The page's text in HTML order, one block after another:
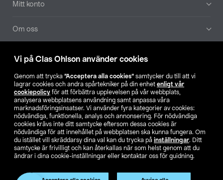
Vi på Clas Ohlson använder cookies
Genom att trycka ”Acceptera alla cookies” samtycker du till att vi
lagrar cookies och andra spårtekniker på din enhet enligt vår
cookiepolicy för att förbättra upplevelsen på vår webbplats,
analysera webbplatsens användning samt anpassa våra
marknadsföringsinsatser. Vi använder fyra kategorier av cookies:
nödvändiga, funktionella, analys och annonsering. För nödvändiga
cookies krävs inte ditt samtycke eftersom dessa cookies är
nödvändiga för att innehållet på webbplatsen ska kunna fungera. Om
du istället vill skräddarsy dina val kan du trycka på inställningar. Ditt
samtycke är frivilligt och kan återkallas när som helst genom att du
ändrar i dina cookie-inställningar eller kontaktar oss för guidning.
Mitt konto
Om oss
Aktuellt
Våra bolag
Hitta butik
SE NO FI